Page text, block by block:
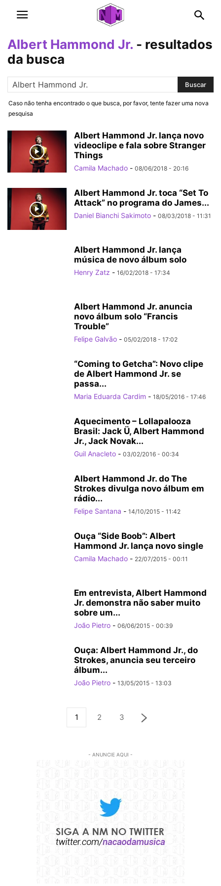
Albert Hammond Jr. - resultados
da busca
Caso não tenha encontrado o que busca, por favor, tente fazer uma nova
pesquisa
Albert Hammond Jr. lança novo
videoclipe e fala sobre Stranger
Things
Camila Machado - 08/06/2018 - 20:16
Albert Hammond Jr. toca “Set To
Attack” no programa do James...
Daniel Bianchi Sakimoto - 08/03/2018 - 11:31
Albert Hammond Jr. lança
música de novo álbum solo
Henry Zatz - 16/02/2018 - 17:34
Albert Hammond Jr. anuncia
novo álbum solo “Francis
Trouble”
Felipe Galvão - 05/02/2018 - 17:02
“Coming to Getcha”: Novo clipe
de Albert Hammond Jr. se
passa...
Maria Eduarda Cardim - 18/05/2016 - 17:46
Aquecimento – Lollapalooza
Brasil: Jack Ü, Albert Hammond
Jr., Jack Novak...
Guil Anacleto - 03/02/2016 - 00:34
Albert Hammond Jr. do The
Strokes divulga novo álbum em
rádio...
Felipe Santana - 14/10/2015 - 11:42
Ouça “Side Boob”: Albert
Hammond Jr. lança novo single
Camila Machado - 22/07/2015 - 00:11
Em entrevista, Albert Hammond
Jr. demonstra não saber muito
sobre um...
João Pietro - 06/06/2015 - 00:39
Ouça: Albert Hammond Jr., do
Strokes, anuncia seu terceiro
álbum...
João Pietro - 13/05/2015 - 13:03
1 2 3
- ANUNCIE AQUI -